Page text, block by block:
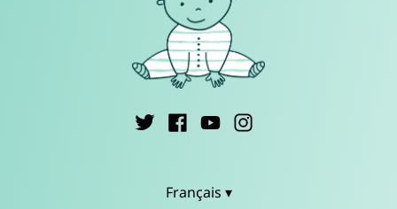
Français ▾